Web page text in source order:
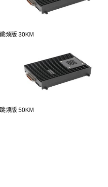
跳频版 30KM
跳频版 50KM